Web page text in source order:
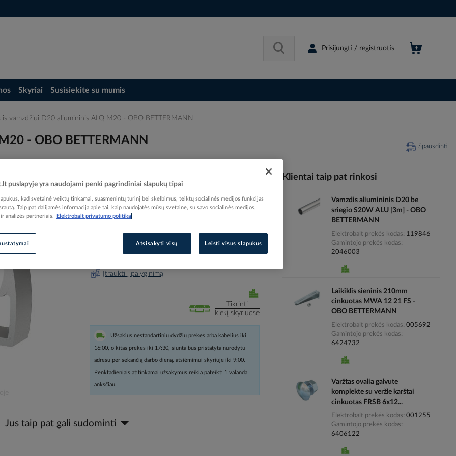
Prisijungti / registruotis
Skyriai Susisiekite su mumis
vamzdžiui D20 aliumininis ALQ M20 - OBO BETTERMANN
- OBO BETTERMANN Spausdinti
Elektrobalt prekės kodas
507390
EAN kodas
Prisijunkite, norėdami pamatyti kainas
Įtraukti į palyginimą
Tikrinti
kiekį skyriuose
Užsakius nestandartinių dydžių prekes arba kabelius iki
16:00, o kitas prekes iki 17:30, siunta bus pristatyta nurodytu
adresu per sekančią darbo dieną, atsiėmimui skyriuje iki 9:00.
Penktadieniais atitinkamai užsakymus reikia pateikti 1 valanda
anksčiau.
Jus taip pat gali sudominti
Klientai taip pat rinkosi
Vamzdis aliumininis D20 be
sriegio S20W ALU [3m] - OBO
BETTERMANN
Elektrobalt prekės kodas
119846
Gamintojo prekės kodas
2046003
Laikiklis sieninis 210mm
cinkuotas MWA 12 21 FS -
OBO BETTERMANN
Elektrobalt prekės kodas 005692
Gamintojo prekės kodas
6424732
Varžtas ovalia galvute
komplekte su veržle karštai
cinkuotas FRSB 6x12...
Elektrobalt prekės kodas 001255
Gamintojo prekės kodas
6406122
puslapyje yra naudojami penki pagrindiniai slapukų tipai
kad svetainė veiktų tinkamai, suasmenintų turinį bei skelbimus, teiktų socialinės medijos funkcijas
Taip pat dalijamės informacija apie tai, kaip naudojatės mūsų svetaine, su savo socialinės medijos,
analizės partneriais.
Elektrobalt privatumo politika
Atsisakyti visų Leisti visus slapukus